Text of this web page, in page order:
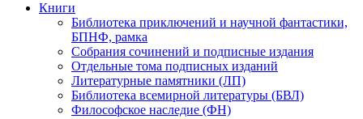
Книги
Библиотека приключений и научной фантастики,
БПНФ, рамка
Собрания сочинений и подписные издания
Отдельные тома подписных изданий
Литературные памятники (ЛП)
Библиотека всемирной литературы (БВЛ)
Философское наследие (ФН)